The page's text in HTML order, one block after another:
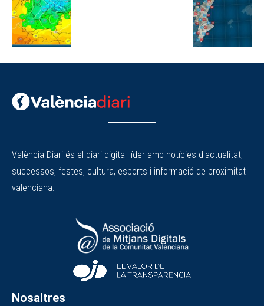
València Diari és el diari digital líder amb notícies d'actualitat,
successos, festes, cultura, esports i informació de proximitat
valenciana.
Nosaltres